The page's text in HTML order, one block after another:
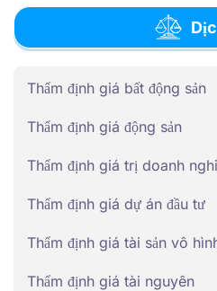
Thẩm định giá bất động sản
Thẩm định giá động sản
Thẩm định giá trị doanh
Thẩm định giá dự án đầu tư
Thẩm định giá tài sản vô
Thẩm định giá tài nguyên